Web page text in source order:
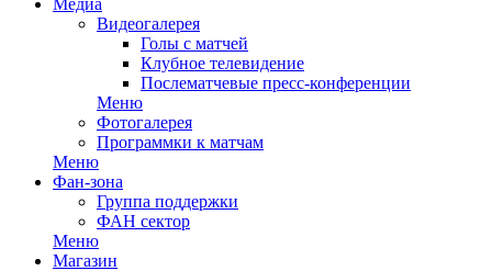
Медиа
Видеогалерея
Голы с матчей
Клубное телевидение
Послематчевые пресс-конференции
Меню
Фотогалерея
Программки к матчам
Меню
Фан-зона
Группа поддержки
ФАН сектор
Меню
Магазин